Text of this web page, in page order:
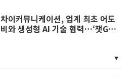
차이커뮤니케이션, 업계 최초 어도
비와 생성형 AI 기술 협력…‘챗GPT